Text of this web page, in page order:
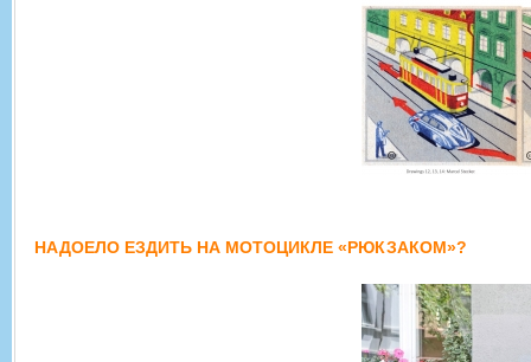
НАДОЕЛО ЕЗДИТЬ НА МОТОЦИКЛЕ «РЮКЗАКОМ»?